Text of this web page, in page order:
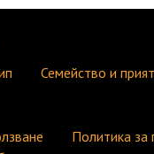
Семейство и
Политика за